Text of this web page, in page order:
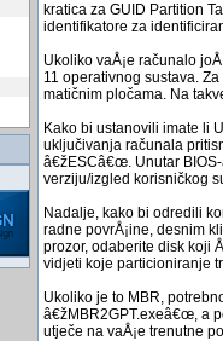
kratica za GUID Partition
identifikatore za
Ukoliko vaÅ¡e računalo
11 operativnog sustava.
matičnim pločama. Na
Kako bi ustanovili imate li
uključivanja računala
â€žESCâ€œ. Unutar
verziju/izgled korisničkog
Nadalje, kako bi odredili
radne povrÅ¡ine, desnim
prozor, odaberite disk koji
vidjeti koje particioniranje
Ukoliko je to MBR,
â€žMBR2GPT.exeâ€œ, a
utječe na vaÅ¡e trenutne